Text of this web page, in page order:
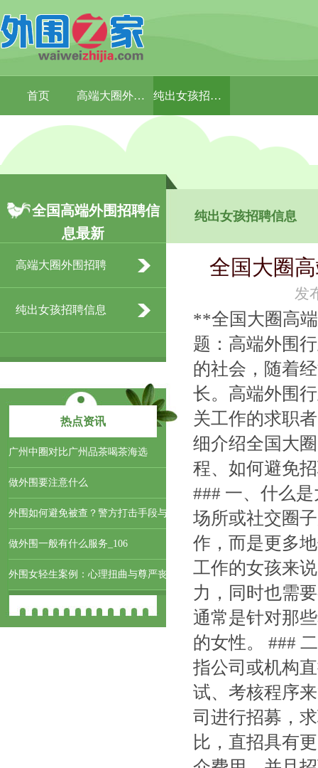
首页 高端大圈外围招聘 纯出女孩招聘信息
全国高端外围招聘信
息最新
纯出女孩招聘信息
高端大圈外围招聘
纯出女孩招聘信息
热点资讯
‌广州中圈对比广州品茶喝茶海选‌
做外围要注意什么
外围如何避免被查？警方打击手段与
做外围一般有什么服务_106
外围女轻生案例：心理扭曲与尊严丧
全国大圈
发
**全国大圈高
题：高端外围
的社会，随着
长。高端外围
关工作的求职
细介绍全国大
程、如何避免
### 一、什么
场所或社交圈
作，而是更多
工作的女孩来
力，同时也需
通常是针对那
的女性。 ###
指公司或机构
试、考核程序
司进行招募，
比，直招具有